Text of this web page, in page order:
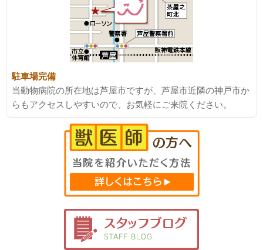
駐車場完備
当動物病院の所在地は芦屋市ですが、芦屋市近隣の神戸市か
らもアクセスしやすいので、お気軽にご来院ください。